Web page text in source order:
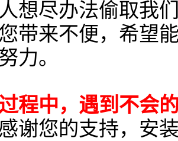
想尽办法偷取我
带来不便，希望
力。
程中，遇到不会
谢您的支持，安